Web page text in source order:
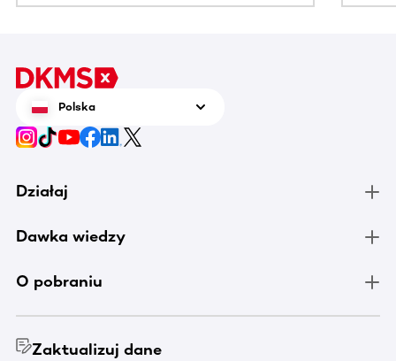
Polska
Działaj
Dawka wiedzy
O pobraniu
Zaktualizuj dane